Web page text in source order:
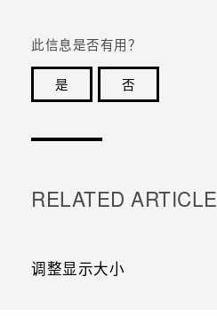
此信息是否有用？
是
否
RELATED ARTICLE
调整显示大小